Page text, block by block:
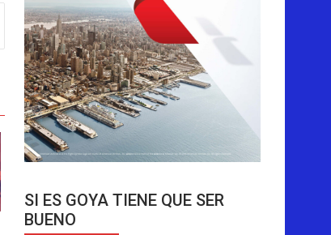
SI ES GOYA TIENE QUE SER
BUENO